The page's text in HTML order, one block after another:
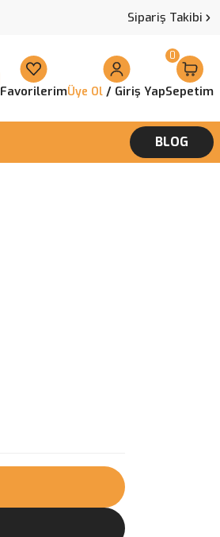
Sipariş Takibi
FavorilerimÜye Ol / Giriş YapSepetim
0
BLOG